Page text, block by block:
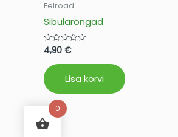
Eelroad
Sibularõngad
Hinnanguga
5
4,90 €
Lisa korvi
0